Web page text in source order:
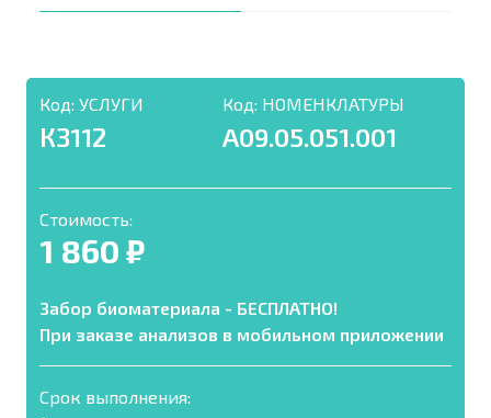
Код: УСЛУГИ
КЗ112
Код: НОМЕНКЛАТУРЫ
A09.05.051.001
Стоимость:
1 860 ₽
Забор биоматериала - БЕСПЛАТНО!
При заказе анализов в мобильном приложении
Срок выполнения: